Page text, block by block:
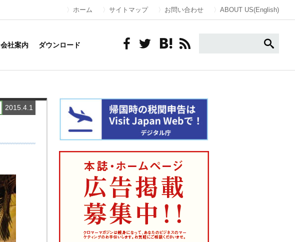
ホーム サイトマップ お問い合わせ ABOUT US(English)
会社案内 ダウンロード
2015.4.1